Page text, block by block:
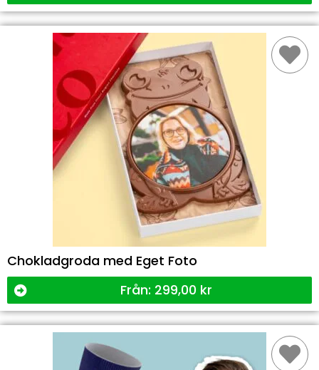
Chokladgroda med Eget Foto
Från: 299,00 kr